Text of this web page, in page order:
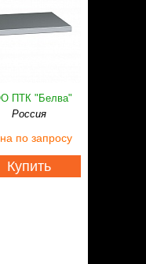
ПТК "Белва"
Россия
по запросу
Купить